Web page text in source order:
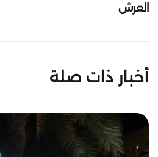
العرش
أخبار ذات صلة